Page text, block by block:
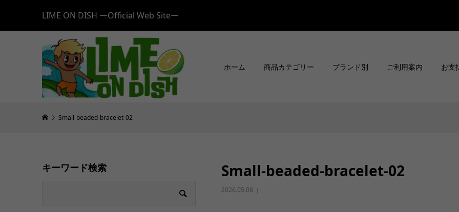
LIME ON DISH ーOfficial Web Siteー
ホーム 商品カテゴリー ブランド別 ご利用案内 お支
Small-beaded-bracelet-02
Small-beaded-bracelet-02
2026.05.08
キーワード検索